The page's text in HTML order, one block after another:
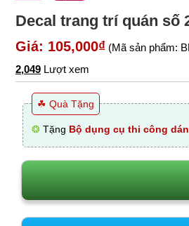
Decal trang trí quán số
Giá: 105,000₫ (Mã sản phẩm:
2,049 Lượt xem
☘ Quà Tặng
❂ Tặng Bộ dụng cụ thi công